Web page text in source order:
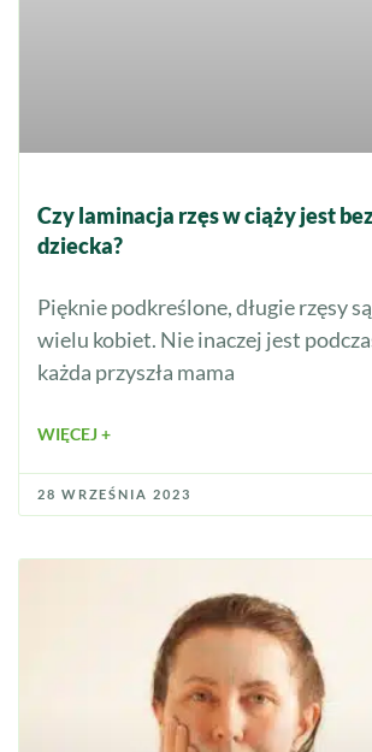
Czy laminacja rzęs w ciąży jest
dziecka?
Pięknie podkreślone, długie rzęsy
wielu kobiet. Nie inaczej jest
każda przyszła mama
WIĘCEJ +
28 WRZEŚNIA 2023